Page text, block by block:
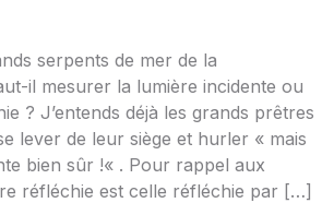
serpents de mer de la
il mesurer la lumière incidente ou
? J’entends déjà les grands prêtres
lever de leur siège et hurler « mais
bien sûr !« . Pour rappel aux
réfléchie est celle réfléchie par […]